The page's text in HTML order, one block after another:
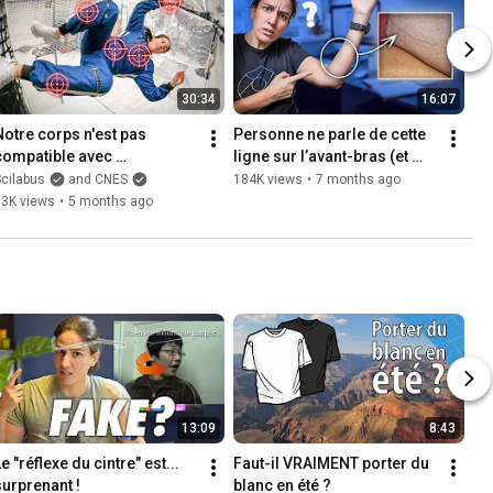
30:34
corps n'est pas
avec
and CNES
views • 5 months ago
16:07
Personne ne parle de cette
ligne sur l’avant-bras (et
c’est bizarre)
184K views • 7 months ago
13:09
"réflexe du cintre" est...
!
8:43
Faut-il VRAIMENT porter du
blanc en été ?